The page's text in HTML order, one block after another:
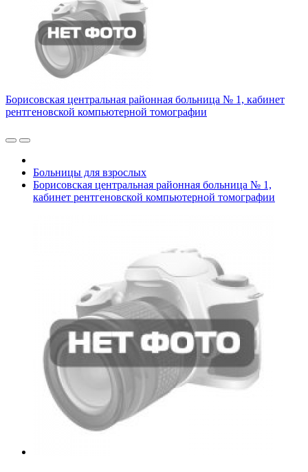
Борисовская центральная районная больница № 1, кабинет
рентгеновской компьютерной томографии
Больницы для взрослых
Борисовская центральная районная больница № 1,
кабинет рентгеновской компьютерной томографии